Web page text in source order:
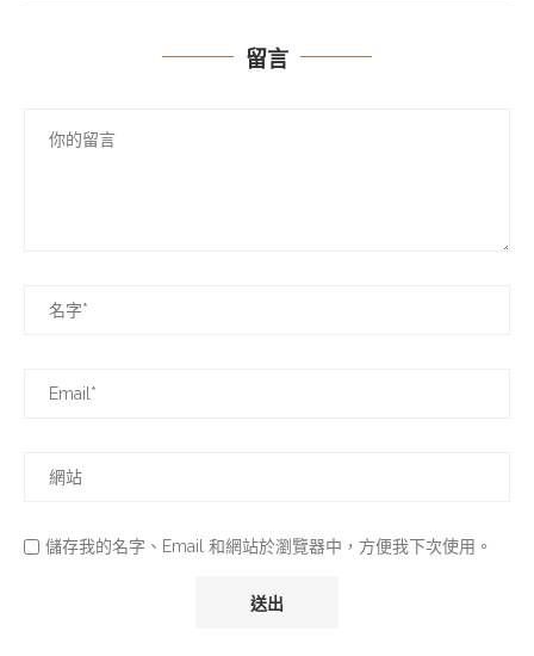
留言
儲存我的名字、Email 和網站於瀏覽器中，方便我下次使用。